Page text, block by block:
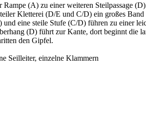
(A) zu einer weiteren Steilpassage
Kletterei (D/E und C/D) ein großes
und eine steile Stufe (C/D) führen zu einer
(D) führt zur Kante, dort beginnt die
den Gipfel.
Seilleiter, einzelne Klammern